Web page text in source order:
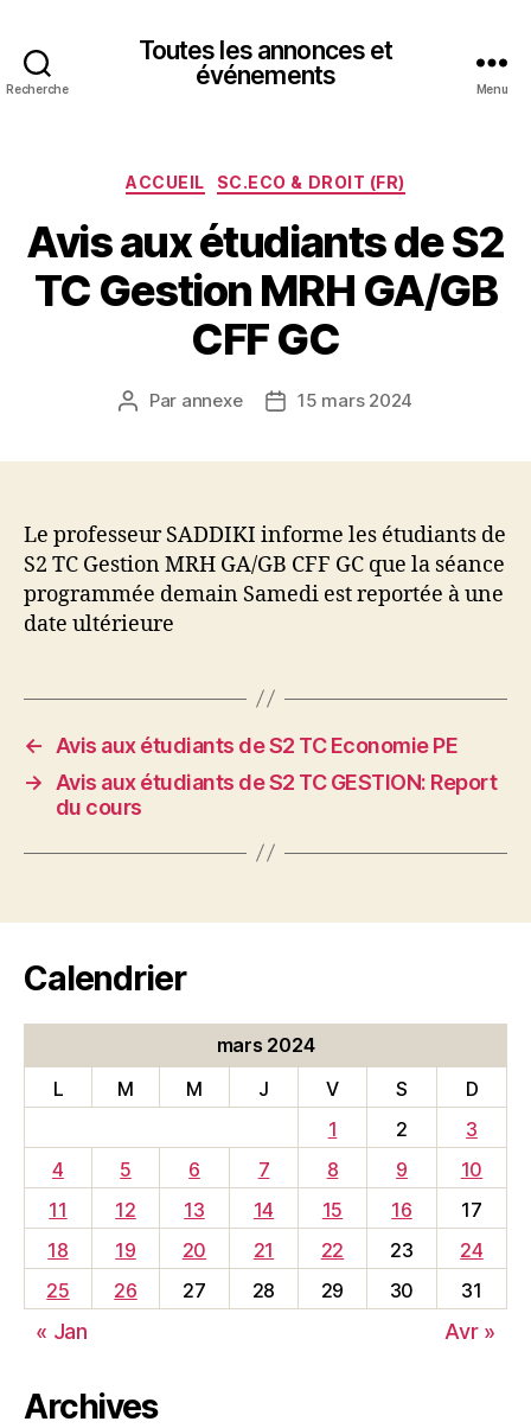
Recherche
Toutes les annonces et
événements
Menu
Catégories
ACCUEIL SC.ECO & DROIT (FR)
Avis aux étudiants de S2
TC Gestion MRH GA/GB
CFF GC
Auteur
Par annexe
Date15 mars 2024
Le professeur SADDIKI informe les étudiants de
S2 TC Gestion MRH GA/GB CFF GC que la séance
programmée demain Samedi est reportée à une
date ultérieure
←
Avis aux étudiants de S2 TC Economie PE
→
Avis aux étudiants de S2 TC GESTION: Report
du cours
Calendrier
mars 2024
L
M M J V S
D
1
2
3
4
5 6 7 8 9
10
11
12 13 14 15 16
17
18
19 20 21 22 23
24
25
26 27 28 29 30 31
« Jan Avr »
Archives